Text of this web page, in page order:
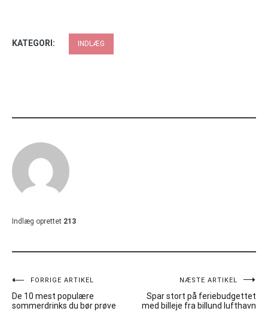
KATEGORI: INDLÆG
Indlæg oprettet 213
Indlægsnavigation
FORRIGE ARTIKEL
De 10 mest populære
sommerdrinks du bør prøve
NÆSTE ARTIKEL
Spar stort på feriebudgettet
med billeje fra billund lufthavn